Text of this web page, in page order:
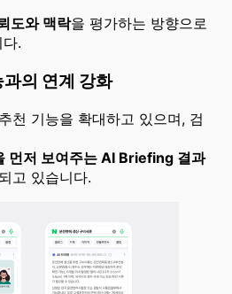
도와 맥락을 평가하는 방향으로
.
의 연계 강화
천 기능을 확대하고 있으며, 검
먼저 보여주는 AI Briefing 결과
고 있습니다.